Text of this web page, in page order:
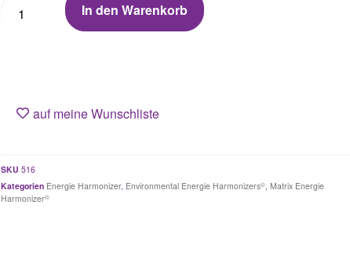
In den Warenkorb
auf meine Wunschliste
SKU 516
Kategorien Energie Harmonizer, Environmental Energie Harmonizers©, Matrix Energie
Harmonizer©